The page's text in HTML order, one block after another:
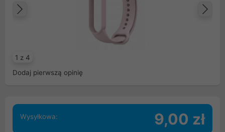
1 z 4
Dodaj pierwszą opinię
Wysyłkowa: 9,00 zł